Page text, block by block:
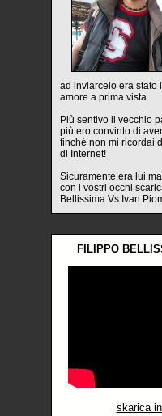
ad inviarcelo era stato
amore a prima vista.
Più sentivo il vecchio
più ero convinto di
finché non mi ricordai
di Internet!
Sicuramente era lui
con i vostri occhi
Bellissima Vs Ivan
FILIPPO
skarica